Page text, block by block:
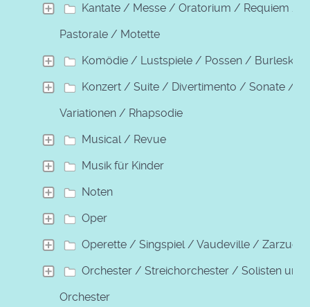
Kantate / Messe / Oratorium / Requiem /
Pastorale / Motette
Komödie / Lustspiele / Possen / Burleske
Konzert / Suite / Divertimento / Sonate /
Variationen / Rhapsodie
Musical / Revue
Musik für Kinder
Noten
Oper
Operette / Singspiel / Vaudeville / Zarzuela
Orchester / Streichorchester / Solisten und
Orchester